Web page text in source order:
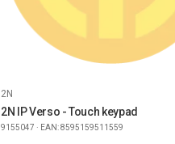
2N
2N IP Verso - Touch keypad
9155047 · EAN: 8595159511559